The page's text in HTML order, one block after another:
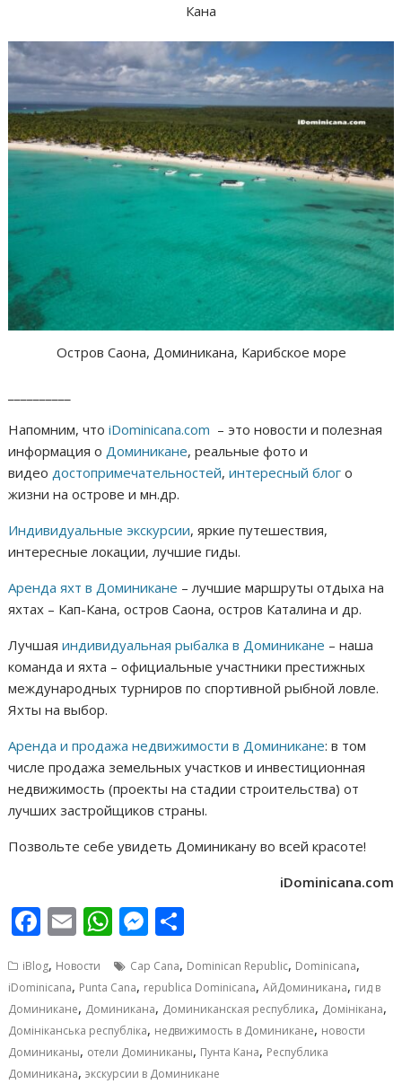
Кана
Остров Саона, Доминикана, Карибское море
Напомним, чтоiDominicana.com – это новости и полезная
информация о Доминикане, реальные фото и
видеодостопримечательностей,интересный блог о
жизни на острове и мн.др.
Индивидуальные экскурсии, яркие путешествия,
интересные локации, лучшие гиды.
Аренда яхт в Доминикане – лучшие маршруты отдыха на
яхтах – Кап-Кана, остров Саона, остров Каталина и др.
Лучшаяиндивидуальная рыбалка в Доминикане – наша
команда и яхта – официальные участники престижных
международных турниров по спортивной рыбной ловле.
Яхты на выбор.
Аренда и продажа недвижимости в Доминикане: в том
числе продажа земельных участков и инвестиционная
недвижимость (проекты на стадии строительства) от
лучших застройщиков страны.
Позвольте себе увидеть Доминикану во всей красоте!
iDominicana.com
F
e
b
o
o
E
ai
l
W
at
s
A
p
M
ss
e
n
g
п
р
а
в
iBlog, Новости Cap Cana, Dominican Republic, Dominicana,
iDominicana, Punta Cana, republica Dominicana,АйДоминикана, гид в
Доминикане, Доминикана, Доминиканская республика, Домінікана,
Домініканська республіка, недвижимость в Доминикане, новости
Доминиканы, отели Доминиканы, Пунта Кана, Республика
Доминикана,экскурсии в Доминикане